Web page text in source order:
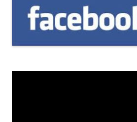
Odtwarzacz